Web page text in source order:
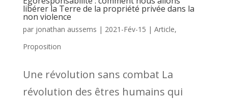
libérer la Terre de la propriété privée dans la
non violence
par jonathan aussems | 2021-Fév-15 | Article,
Proposition
Une révolution sans combat La
révolution des êtres humains qui